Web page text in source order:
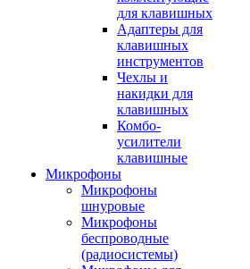
для клавишных
Адаптеры для
клавишных
инструментов
Чехлы и
накидки для
клавишных
Комбо-
усилители
клавишные
Микрофоны
Микрофоны
шнуровые
Микрофоны
беспроводные
(радиосистемы)